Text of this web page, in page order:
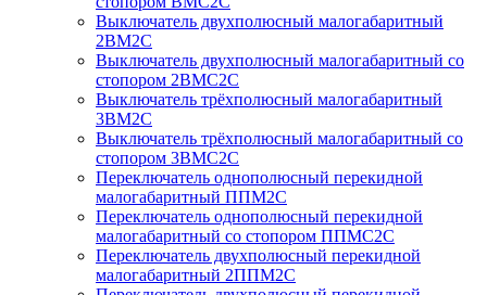
Выключатель двухполюсный малогабаритный
2ВМ2С
Выключатель двухполюсный малогабаритный со
стопором 2ВМС2С
Выключатель трёхполюсный малогабаритный
3ВМ2С
Выключатель трёхполюсный малогабаритный со
стопором 3ВМС2С
Переключатель однополюсный перекидной
малогабаритный ППМ2С
Переключатель однополюсный перекидной
малогабаритный со стопором ППМС2С
Переключатель двухполюсный перекидной
малогабаритный 2ППМ2С